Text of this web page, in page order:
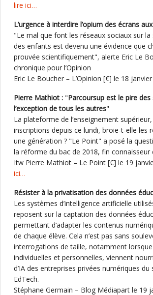
lire ici…
L’urgence à interdire l’opium des écrans
"Le mal que font les réseaux sociaux sur
des enfants est devenu une évidence que
prouvée scientifiquement", alerte Eric Le
chronique pour l’Opinion
Eric Le Boucher – L’Opinion [€] le 18
Pierre Mathiot : "Parcoursup est le pire
l’exception de tous les autres"
La plateforme de l’enseignement
inscriptions depuis ce lundi, broie-t-elle les
une génération ? "Le Point" a posé la
la réforme du bac de 2018, fin connaisseur
Itw Pierre Mathiot – Le Point [€] le 19
ici…
Résister à la privatisation des données
Les systèmes d’intelligence artificielle
reposent sur la captation des données
permettant d’adapter les contenus
de chaque élève. Cela n’est pas sans
interrogations de taille, notamment
individuelles et personnelles, viennent
d’IA des entreprises privées numériques du
EdTech.
Stéphane Germain – Blog Médiapart le 19